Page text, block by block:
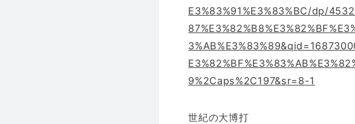
E3%83%91%E3%83%BC/dp/
9%2Caps%2C197&sr=8-1
世紀の大博打